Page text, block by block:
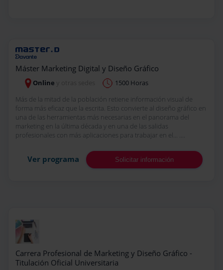
Máster Marketing Digital y Diseño Gráfico
Online
1500 Horas
Más de la mitad de la población retiene información visual de
forma más eficaz que la escrita. Esto convierte al diseño gráfico en
una de las herramientas más necesarias en el panorama del
marketing en la última década y en una de las salidas
profesionales con más aplicaciones para trabajar en el... ....
Ver programa Solicitar información
Carrera Profesional de Marketing y Diseño Gráfico -
Titulación Oficial Universitaria